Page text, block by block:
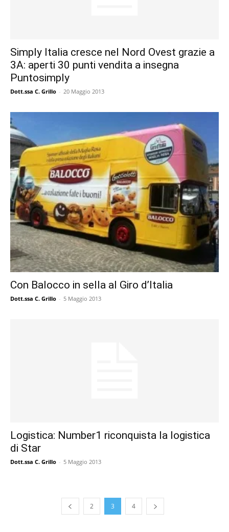
Simply Italia cresce nel Nord Ovest grazie a
3A: aperti 30 punti vendita a insegna
Puntosimply
Dott.ssa C. Grillo - 20 Maggio 2013
Con Balocco in sella al Giro d’Italia
Dott.ssa C. Grillo - 5 Maggio 2013
Logistica: Number1 riconquista la logistica
di Star
Dott.ssa C. Grillo - 5 Maggio 2013
2 3 4